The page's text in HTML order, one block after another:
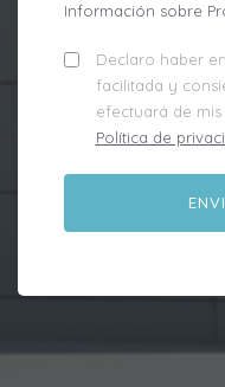
Información sobre
Declaro haber
facilitada y
efectuará de
Política de